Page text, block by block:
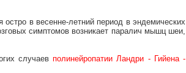
остро в весенне-летний период в эндемических
симптомов возникает паралич мышц шеи,
случаевполинейропатии Ландри - Гийена -